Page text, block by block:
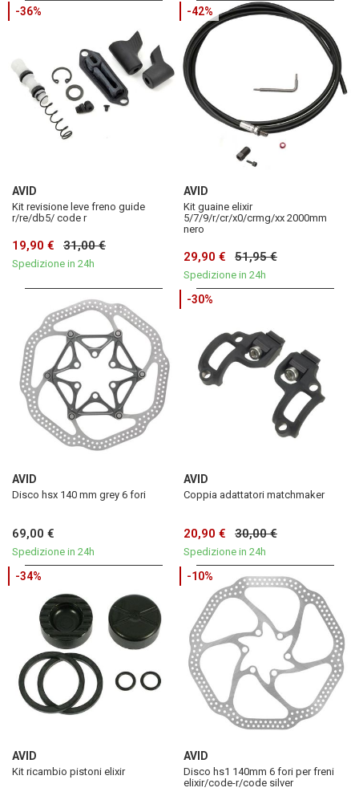
-36%
AVID
Kit revisione leve freno guide
r/re/db5/ code r
19,90 € 31,00 €
Spedizione in 24h
-42%
AVID
Kit guaine elixir
5/7/9/r/cr/x0/crmg/xx 2000mm
nero
29,90 € 51,95 €
Spedizione in 24h
AVID
Disco hsx 140 mm grey 6 fori
69,00 €
Spedizione in 24h
-30%
AVID
Coppia adattatori matchmaker
20,90 € 30,00 €
Spedizione in 24h
-34%
AVID
Kit ricambio pistoni elixir
-10%
AVID
Disco hs1 140mm 6 fori per freni
elixir/code-r/code silver